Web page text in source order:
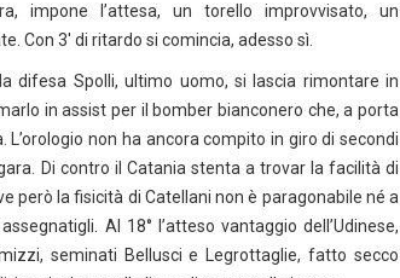
impone l’attesa, un torello improvvisato, un
Con 3′ di ritardo si comincia, adesso sì.
difesa Spolli, ultimo uomo, si lascia rimontare in
in assist per il bomber bianconero che, a porta
non ha ancora compito in giro di secondi
Di contro il Catania stenta a trovar la facilità di
però la fisicità di Catellani non è paragonabile né a
Al 18° l’atteso vantaggio dell’Udinese,
seminati Bellusci e Legrottaglie, fatto secco